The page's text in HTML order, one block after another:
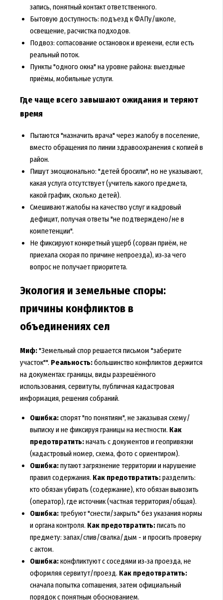
запись, понятный контакт ответственного.
Бытовую доступность: подъезд к ФАПу/школе,
освещение, расчистка подходов.
Подвоз: согласование остановок и времени, если есть
реальный поток.
Пункты "одного окна" на уровне района: выездные
приёмы, мобильные услуги.
Где чаще всего завышают ожидания и теряют
время
Пытаются "назначить врача" через жалобу в поселение,
вместо обращения по линии здравоохранения с копией в
район.
Пишут эмоционально: "детей бросили", но не указывают,
какая услуга отсутствует (учитель какого предмета,
какой график, сколько детей).
Смешивают жалобы на качество услуг и кадровый
дефицит, получая ответы "не подтверждено/не в
компетенции".
Не фиксируют конкретный ущерб (сорван приём, не
приехала скорая по причине непроезда), из‑за чего
вопрос не получает приоритета.
Экология и земельные споры:
причины конфликтов в
объединениях сел
Миф:"Земельный спор решается письмом "заберите
участок"". Реальность:большинство конфликтов держится
на документах: границы, виды разрешённого
использования, сервитуты, публичная кадастровая
информация, решения собраний.
Ошибка:спорят "по понятиям", не заказывая схему/
выписку и не фиксируя границы на местности. Как
предотвратить:начать с документов и геопривязки
(кадастровый номер, схема, фото с ориентиром).
Ошибка:путают загрязнение территории и нарушение
правил содержания. Как предотвратить:разделить:
кто обязан убирать (содержание), кто обязан вывозить
(оператор), где источник (частная территория/общая).
Ошибка:требуют "снести/закрыть" без указания нормы
и органа контроля. Как предотвратить:писать по
предмету: запах/слив/свалка/дым - и просить проверку
с актом.
Ошибка:конфликтуют с соседями из‑за проезда, не
оформляя сервитут/проезд. Как предотвратить:
сначала попытка соглашения, затем официальный
порядок с понятным обоснованием.